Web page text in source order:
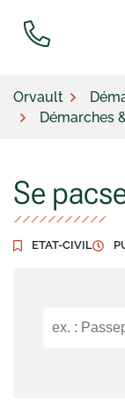
Orvault
Démarches
Se
ETAT-CIVIL